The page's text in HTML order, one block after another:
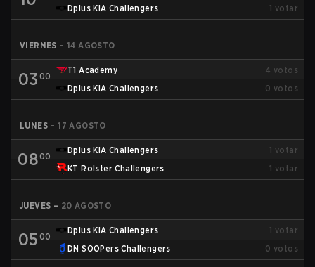
Dplus KIA Challengers
1 votar
VIERNES – 14 AGOSTO
03 00
T1 Academy 4 votos
Dplus KIA Challengers
0 votos
LUNES – 17 AGOSTO
0800
Dplus KIA Challengers 1 votar
KT Rolster Challengers
1 votar
JUEVES – 20 AGOSTO
05 00
Dplus KIA Challengers 1 votar
DN SOOPers Challengers
0 votos